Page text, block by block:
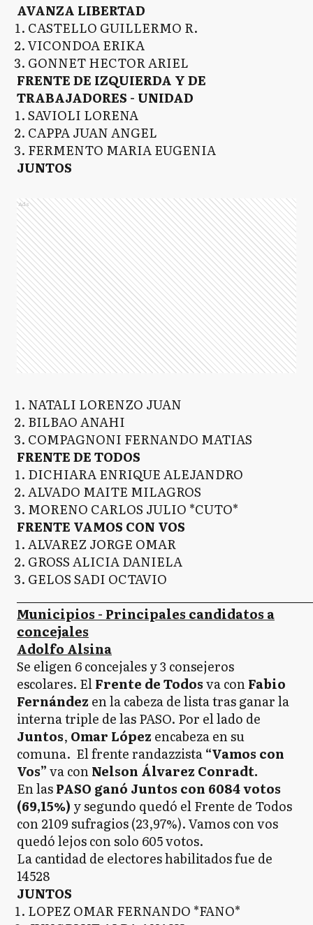
AVANZA LIBERTAD
CASTELLO GUILLERMO R.
VICONDOA ERIKA
GONNET HECTOR ARIEL
FRENTE DE IZQUIERDA Y DE
TRABAJADORES - UNIDAD
SAVIOLI LORENA
CAPPA JUAN ANGEL
FERMENTO MARIA EUGENIA
JUNTOS
Ads
NATALI LORENZO JUAN
BILBAO ANAHI
COMPAGNONI FERNANDO MATIAS
FRENTE DE TODOS
DICHIARA ENRIQUE ALEJANDRO
ALVADO MAITE MILAGROS
MORENO CARLOS JULIO *CUTO*
FRENTE VAMOS CON VOS
ALVAREZ JORGE OMAR
GROSS ALICIA DANIELA
GELOS SADI OCTAVIO
Municipios - Principales candidatos a
concejales
Adolfo Alsina
Se eligen 6 concejales y 3 consejeros
escolares. ElFrente de Todosva conFabio
Fernández en la cabeza de lista tras ganar la
interna triple de las PASO. Por el lado de
Juntos, Omar López encabeza en su
comuna. El frente randazzista“Vamos con
Vos”va conNelson Álvarez Conradt.
En lasPASO ganó Juntos con 6084 votos
(69,15%) y segundo quedó el Frente de Todos
con 2109 sufragios (23,97%). Vamos con vos
quedó lejos con solo 605 votos.
La cantidad de electores habilitados fue de
14528
JUNTOS
LOPEZ OMAR FERNANDO *FANO*